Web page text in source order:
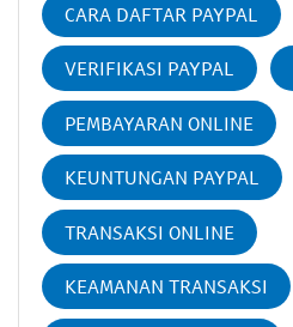
CARA DAFTAR PAYPAL
VERIFIKASI PAYPAL
PEMBAYARAN ONLINE
KEUNTUNGAN PAYPAL
TRANSAKSI ONLINE
KEAMANAN TRANSAKSI